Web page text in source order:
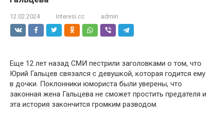
12.02.2024 Interesi.cc admin
Еще 12 лет назад СМИ пестрили заголовками о том, что
Юрий Гальцев связался с девушкой, которая годится ему
в дочки. Поклонники юмориста были уверены, что
законная жена Гальцева не сможет простить предателя и
эта история закончится громким разводом.